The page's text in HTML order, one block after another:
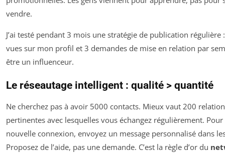
vendre.
J’ai testé pendant 3 mois une stratégie de publication régulière
vues sur mon profil et 3 demandes de mise en relation par
être un influenceur.
Le réseautage intelligent : qualité > quantité
Ne cherchez pas à avoir 5000 contacts. Mieux vaut 200
pertinentes avec lesquelles vous échangez régulièrement. Pour
nouvelle connexion, envoyez un message personnalisé dans
Proposez de l’aide, pas une demande. C’est la règle d’or du